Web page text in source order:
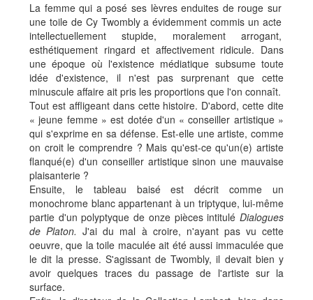
La femme qui a posé ses lèvres enduites de rouge sur
une toile de Cy Twombly a évidemment commis un acte
intellectuellement stupide, moralement arrogant,
esthétiquement ringard et affectivement ridicule. Dans
une époque où l'existence médiatique subsume toute
idée d'existence, il n'est pas surprenant que cette
minuscule affaire ait pris les proportions que l'on connaît.
Tout est affligeant dans cette histoire. D'abord, cette dite
« jeune femme » est dotée d'un « conseiller artistique »
qui s'exprime en sa défense. Est-elle une artiste, comme
on croit le comprendre ? Mais qu'est-ce qu'un(e) artiste
flanqué(e) d'un conseiller artistique sinon une mauvaise
plaisanterie ?
Ensuite, le tableau baisé est décrit comme un
monochrome blanc appartenant à un triptyque, lui-même
partie d'un polyptyque de onze pièces intitulé Dialogues
de Platon. J'ai du mal à croire, n'ayant pas vu cette
oeuvre, que la toile maculée ait été aussi immaculée que
le dit la presse. S'agissant de Twombly, il devait bien y
avoir quelques traces du passage de l'artiste sur la
surface.